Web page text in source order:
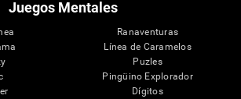
Juegos Mentales
Ranaventuras
Línea de Caramelos
Puzles
Pingüino Explorador
Dígitos